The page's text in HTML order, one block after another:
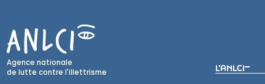
content
Agence nationale
de lutte contre l'illettrisme
L’ANLCI